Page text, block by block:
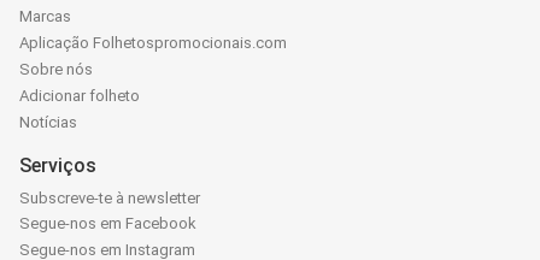
Marcas
Aplicação Folhetospromocionais.com
Sobre nós
Adicionar folheto
Notícias
Serviços
Subscreve-te à newsletter
Segue-nos em Facebook
Segue-nos em Instagram